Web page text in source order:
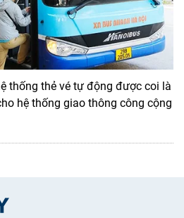
thống thẻ vé tự động được coi là
hệ thống giao thông công cộng